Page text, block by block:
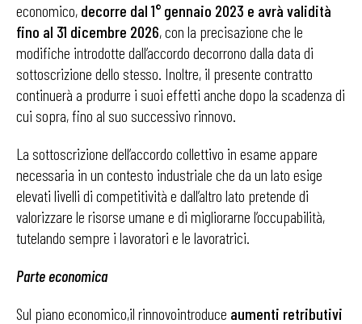
economico, decorre dal 1° gennaio 2023 e avrà validità
fino al 31 dicembre 2026, con la precisazione che le
modifiche introdotte dall’accordo decorrono dalla data di
sottoscrizione dello stesso. Inoltre, il presente contratto
continuerà a produrre i suoi effetti anche dopo la scadenza di
cui sopra, fino al suo successivo rinnovo.
La sottoscrizione dell’accordo collettivo in esame appare
necessaria in un contesto industriale che da un lato esige
elevati livelli di competitività e dall’altro lato pretende di
valorizzare le risorse umane e di migliorarne l’occupabilità,
tutelando sempre i lavoratori e le lavoratrici.
Parte economica
Sul piano economico,il rinnovointroduce aumenti retributivi